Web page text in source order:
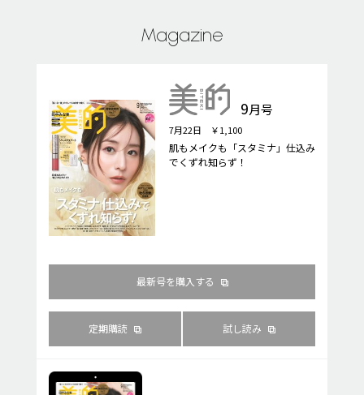
Magazine
9月号
7月22日 ￥1,100
肌もメイクも「スタミナ」仕込み
でくずれ知らず！
最新号を購入する
定期購読 試し読み